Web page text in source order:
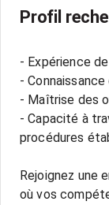
Profil
- Expérience
-
- Maîtrise des
- Capacité à
procédures
Rejoignez une
où vos